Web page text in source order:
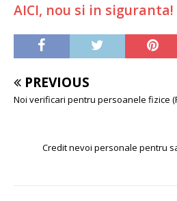
AICI, nou si in siguranta!
PREVIOUS
Noi verificari pentru persoanele fizice
Credit nevoi personale pentru